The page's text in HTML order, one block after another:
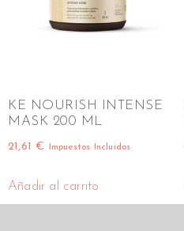
KE NOURISH INTENSE
MASK 200 ML
21,61 € Impuestos Incluidos
Añadir al carrito